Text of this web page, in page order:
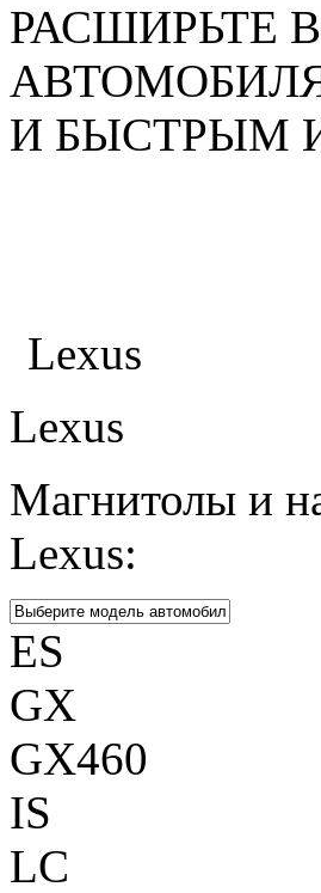
РАСШИРЬТЕ
И БЫСТРЫМ
Lexus
Lexus
Магнитолы и
Lexus:
ES
GX
GX460
IS
LC